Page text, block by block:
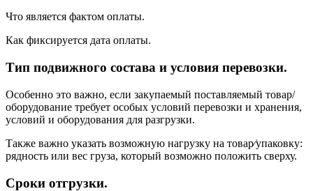
Что является фактом оплаты.
Как фиксируется дата оплаты.
Тип подвижного состава и условия перевозки.
Особенно это важно, если закупаемый поставляемый товар/
оборудование требует особых условий перевозки и хранения,
условий и оборудования для разгрузки.
Также важно указать возможную нагрузку на товар⁄упаковку:
рядность или вес груза, который возможно положить сверху.
Сроки отгрузки.